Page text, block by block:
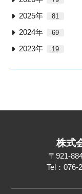
2025年 81
2024年 69
2023年 19
株式
〒921-
Tel：076-